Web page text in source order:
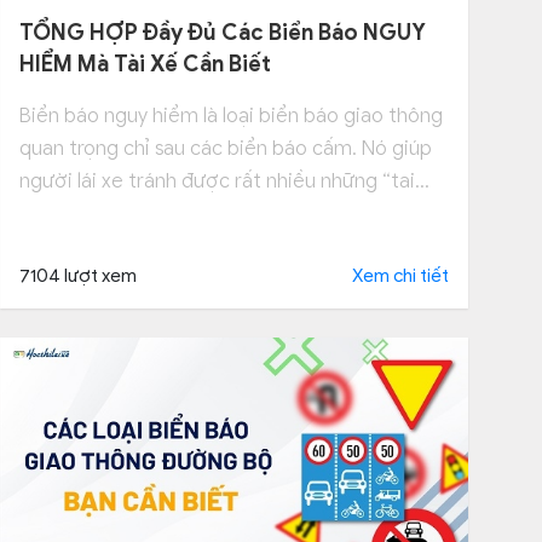
TỔNG HỢP Đầy Đủ Các Biển Báo NGUY
HIỂM Mà Tài Xế Cần Biết
Biển báo nguy hiểm là loại biển báo giao thông
quan trọng chỉ sau các biển báo cấm. Nó giúp
người lái xe tránh được rất nhiều những “tai
nguy hiểm? Bao gồm những biển báo nào?
7104 lượt xem Xem chi tiết